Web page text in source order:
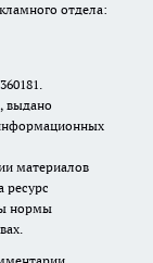
отдела:
выдано
материалов
ресурс
нормы